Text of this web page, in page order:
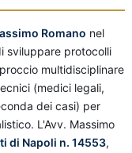
Romano nel
sviluppare protocolli
multidisciplinare
(medici legali,
dei casi) per
L'Avv. Massimo
di Napoli n. 14553,